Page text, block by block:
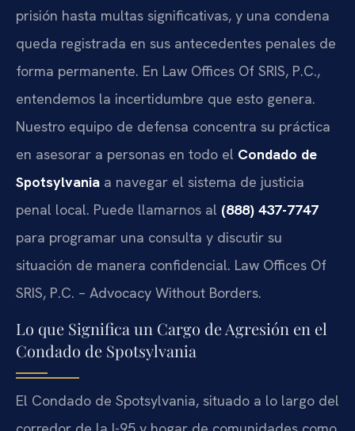
prisión hasta multas significativas, y una condena
queda registrada en sus antecedentes penales de
forma permanente. En Law Offices Of SRIS, P.C.,
entendemos la incertidumbre que esto genera.
Nuestro equipo de defensa concentra su práctica
en asesorar a personas en todo el Condado de
Spotsylvania a navegar el sistema de justicia
penal local. Puede llamarnos al (888) 437-7747
para programar una consulta y discutir su
situación de manera confidencial. Law Offices Of
SRIS, P.C. – Advocacy Without Borders.
Lo que Significa un Cargo de Agresión en el
Condado de Spotsylvania
El Condado de Spotsylvania, situado a lo largo del